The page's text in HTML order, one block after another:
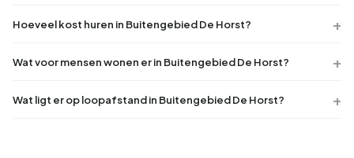
Hoeveel kost huren in Buitengebied De Horst?
Wat voor mensen wonen er in Buitengebied De Horst?
Wat ligt er op loopafstand in Buitengebied De Horst?